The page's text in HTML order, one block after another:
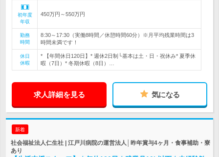
初年度
年収
450万円～550万円
勤務
時間
8:30～17:30（実働8時間／休憩時間60分）※月平均残業時間は3
時間未満です！
休日
休暇
* 【年間休日120日】* 週休2日制└基本は土・日・祝休み* 夏季休
暇（7日）* 冬期休暇（8日）…
求人詳細を見る 気になる
新着
社会福祉法人仁生社 | 江戸川病院の運営法人│昨年賞与4ヶ月・食事補助・寮
あり